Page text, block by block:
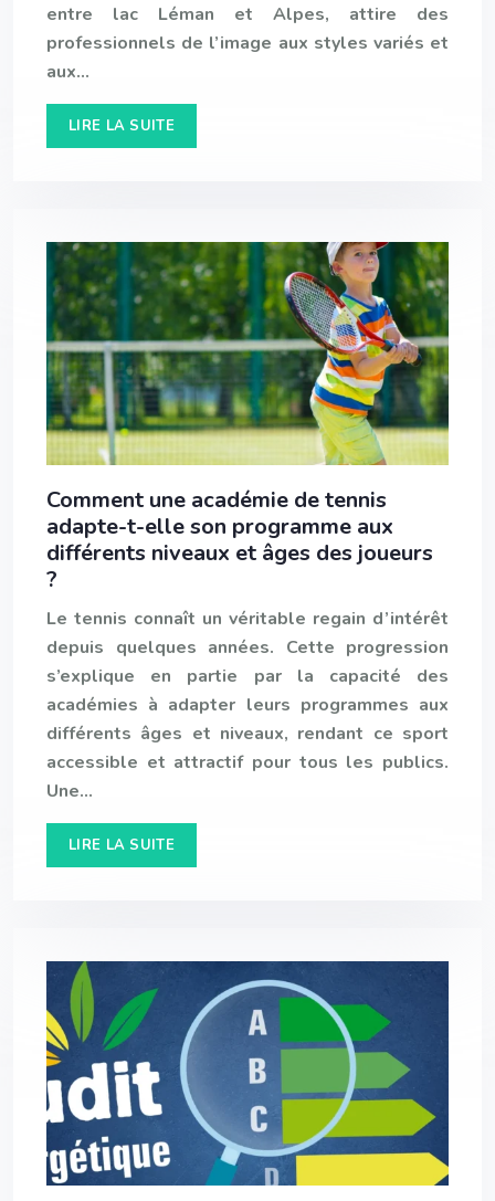
entre lac Léman et Alpes, attire des
professionnels de l’image aux styles variés et
aux…
LIRE LA SUITE
Comment une académie de tennis
adapte-t-elle son programme aux
différents niveaux et âges des joueurs
?
Le tennis connaît un véritable regain d’intérêt
depuis quelques années. Cette progression
s’explique en partie par la capacité des
académies à adapter leurs programmes aux
différents âges et niveaux, rendant ce sport
accessible et attractif pour tous les publics.
Une…
LIRE LA SUITE